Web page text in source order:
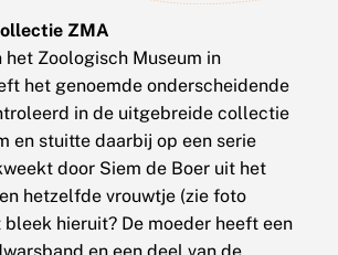
ZMA
het Zoologisch Museum in
het genoemde onderscheidende
in de uitgebreide collectie
en stuitte daarbij op een serie
door Siem de Boer uit het
hetzelfde vrouwtje (zie foto
bleek hieruit? De moeder heeft een
en een deel van de